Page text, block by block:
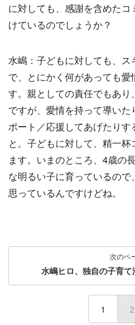
に対しても、感謝を含めた
けているのでしょうか？
水嶋：子どもに対しても、
で、とにかく何があっても
す。親としての責任でもあ
ですが、愛情を持って導い
ポート／応援してあげたり
と。子どもに対して、精一
ます。いまのところ、4歳の
な明るい子に育っているの
思っているんですけどね。
次のペ
水嶋ヒロ、独自の子育
1 2